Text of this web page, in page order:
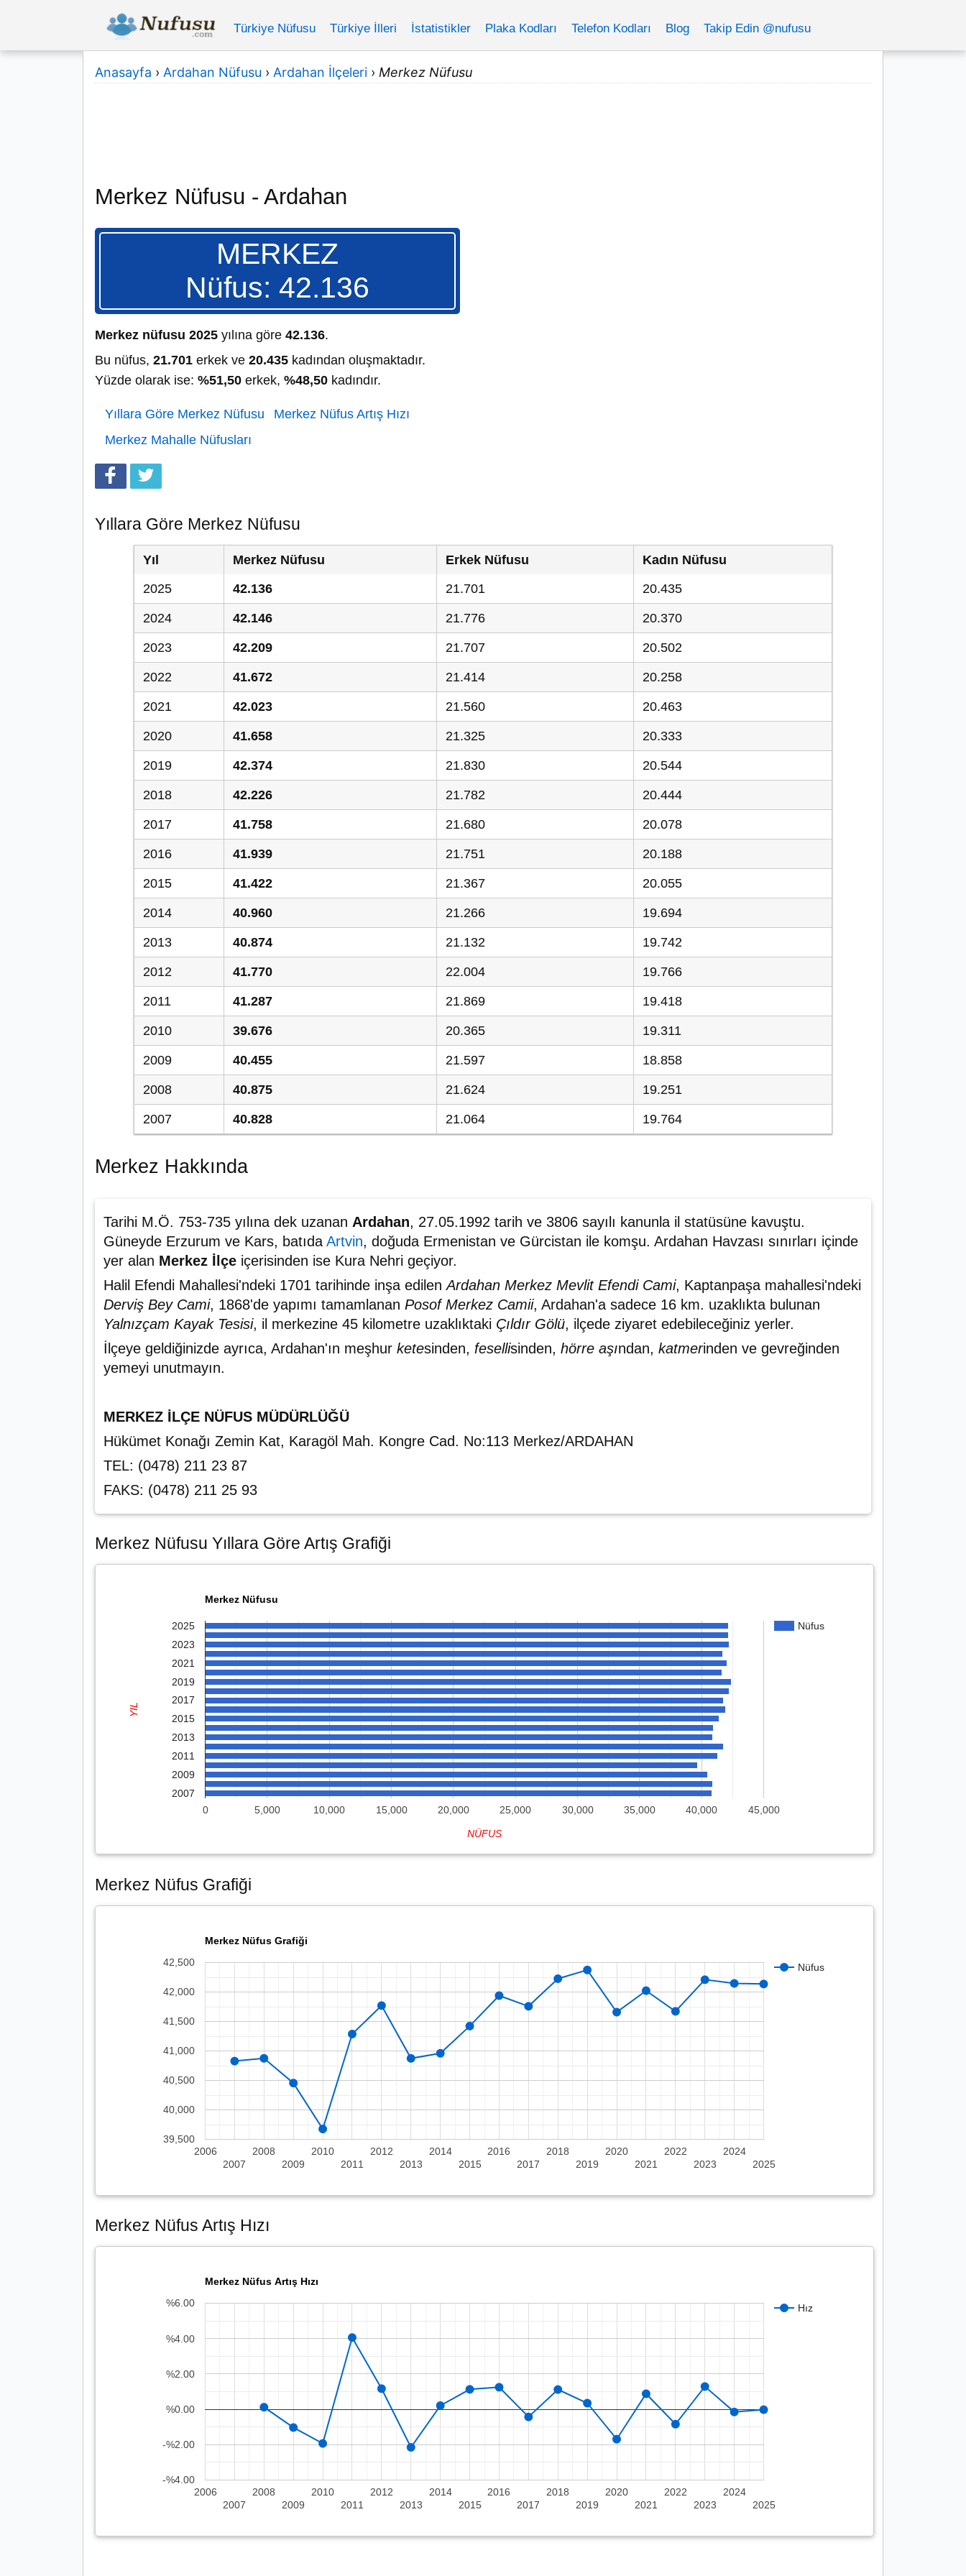
Türkiye Nüfusu Türkiye İlleri İstatistikler Plaka Kodları Telefon Kodları Blog Takip Edin @nufusu
Anasayfa › Ardahan Nüfusu › Ardahan İlçeleri › Merkez Nüfusu
Merkez Nüfusu - Ardahan
MERKEZ
Nüfus: 42.136
Merkez nüfusu 2025 yılına göre 42.136.
Bu nüfus, 21.701 erkek ve 20.435 kadından oluşmaktadır.
Yüzde olarak ise: %51,50 erkek, %48,50 kadındır.
Yıllara Göre Merkez Nüfusu
Merkez Nüfus Artış Hızı
Merkez Mahalle Nüfusları
Yıllara Göre Merkez Nüfusu
Yıl Merkez Nüfusu Erkek Nüfusu
Kadın Nüfusu
2025
42.136 21.701 20.435
2024 42.146 21.776 20.370
2023 42.209 21.707 20.502
2022 41.672 21.414 20.258
2021 42.023 21.560 20.463
2020 41.658 21.325 20.333
2019 42.374 21.830 20.544
2018 42.226 21.782 20.444
2017 41.758 21.680 20.078
2016 41.939 21.751 20.188
2015 41.422 21.367 20.055
2014 40.960 21.266 19.694
2013 40.874 21.132 19.742
2012 41.770 22.004 19.766
2011 41.287 21.869 19.418
2010 39.676 20.365 19.311
2009 40.455 21.597 18.858
2008 40.875 21.624 19.251
2007 40.828 21.064 19.764
Merkez Hakkında
Tarihi M.Ö. 753-735 yılına dek uzanan Ardahan, 27.05.1992 tarih ve 3806 sayılı kanunla il statüsüne kavuştu.
Güneyde Erzurum ve Kars, batıda Artvin, doğuda Ermenistan ve Gürcistan ile komşu. Ardahan Havzası sınırları içinde
yer alan Merkez İlçe içerisinden ise Kura Nehri geçiyor.
Halil Efendi Mahallesi'ndeki 1701 tarihinde inşa edilenArdahan Merkez Mevlit Efendi Cami, Kaptanpaşa mahallesi'ndeki
Derviş Bey Cami, 1868'de yapımı tamamlanan Posof Merkez Camii, Ardahan'a sadece 16 km. uzaklıkta bulunan
Yalnızçam Kayak Tesisi, il merkezine 45 kilometre uzaklıktaki Çıldır Gölü, ilçede ziyaret edebileceğiniz yerler.
İlçeye geldiğinizde ayrıca, Ardahan'ın meşhur ketesinden, fesellisinden, hörre aşından, katmerinden ve gevreğinden
yemeyi unutmayın.
MERKEZ İLÇE NÜFUS MÜDÜRLÜĞÜ
Hükümet Konağı Zemin Kat, Karagöl Mah. Kongre Cad. No:113 Merkez/ARDAHAN
TEL: (0478) 211 23 87
FAKS: (0478) 211 25 93
Merkez Nüfusu Yıllara Göre Artış Grafiği
Merkez Nüfusu
Nüfus
0 5,000 10,000 15,000 20,000 25,000 30,000 35,000 40,000 45,000
2025
2023
2021
2019
2017
2015
2013
2011
2009
2007
NÜFUS
YIL
Merkez Nüfus Grafiği
Merkez Nüfus Grafiği
Nüfus
2006
2007
2008
2009
2010
2011
2012
2013
2014
2015
2016
2017
2018
2019
2020
2021
2022
2023
2024
2025
39,500
40,000
40,500
41,000
41,500
42,000
42,500
Merkez Nüfus Artış Hızı
Merkez Nüfus Artış Hızı
Hız
2006
2007
2008
2009
2010
2011
2012
2013
2014
2015
2016
2017
2018
2019
2020
2021
2022
2023
2024
2025
-%4.00
-%2.00
%0.00
%2.00
%4.00
%6.00